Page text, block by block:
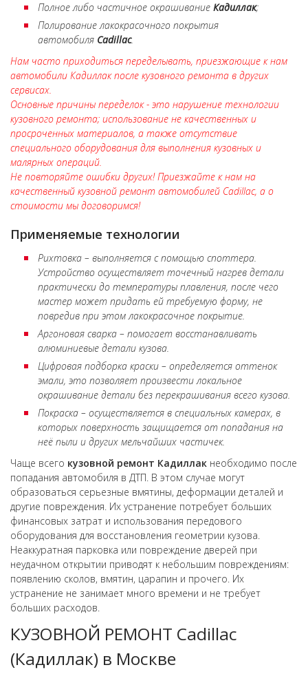
Полное либо частичное окрашивание Кадиллак;
Полирование лакокрасочного покрытия
автомобиля Cadillac.
Нам часто приходиться переделывать, приезжающие к нам
автомобили Кадиллак после кузовного ремонта в других
сервисах.
Основные причины переделок - это нарушение технологии
кузовного ремонта; использование не качественных и
просроченных материалов, а также отсутствие
специального оборудования для выполнения кузовных и
малярных операций.
Не повторяйте ошибки других! Приезжайте к нам на
качественный кузовной ремонт автомобилей Cadillac, а о
стоимости мы договоримся!
Применяемые технологии
Рихтовка – выполняется с помощью споттера.
Устройство осуществляет точечный нагрев детали
практически до температуры плавления, после чего
мастер может придать ей требуемую форму, не
повредив при этом лакокрасочное покрытие.
Аргоновая сварка – помогает восстанавливать
алюминиевые детали кузова.
Цифровая подборка краски – определяется оттенок
эмали, это позволяет произвести локальное
окрашивание детали без перекрашивания всего кузова.
Покраска – осуществляется в специальных камерах, в
которых поверхность защищается от попадания на
неё пыли и других мельчайших частичек.
Чаще всего кузовной ремонт Кадиллак необходимо после
попадания автомобиля в ДТП. В этом случае могут
образоваться серьезные вмятины, деформации деталей и
другие повреждения. Их устранение потребует больших
финансовых затрат и использования передового
оборудования для восстановления геометрии кузова.
Неаккуратная парковка или повреждение дверей при
неудачном открытии приводят к небольшим повреждениям:
появлению сколов, вмятин, царапин и прочего. Их
устранение не занимает много времени и не требует
больших расходов.
КУЗОВНОЙ РЕМОНТ Cadillac
(Кадиллак) в Москве